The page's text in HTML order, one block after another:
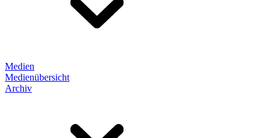
Medien
Medienübersicht
Archiv